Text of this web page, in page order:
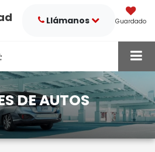
Guardado
Llámanos
DE AUTOS